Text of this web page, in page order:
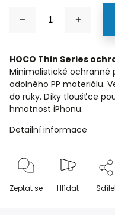
HOCO Thin Series
Minimalistické ochranné
odolného PP materiálu.
do ruky. Díky tloušťce
hmotnost iPhonu.
Detailní informace
Zeptat se Hlídat